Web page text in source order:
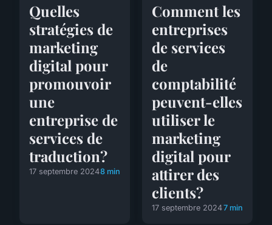
Quelles
stratégies de
marketing
digital pour
promouvoir
une
entreprise de
services de
traduction?
17 septembre 20248 min
Comment les
entreprises
de services
de
comptabilité
peuvent-elles
utiliser le
marketing
digital pour
attirer des
clients?
17 septembre 20247 min